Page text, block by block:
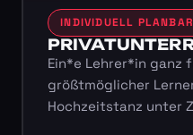
INDIVIDUELL PLANBAR
Ein*e Lehrer*in ganz
größtmöglicher
Hochzeitstanz unter